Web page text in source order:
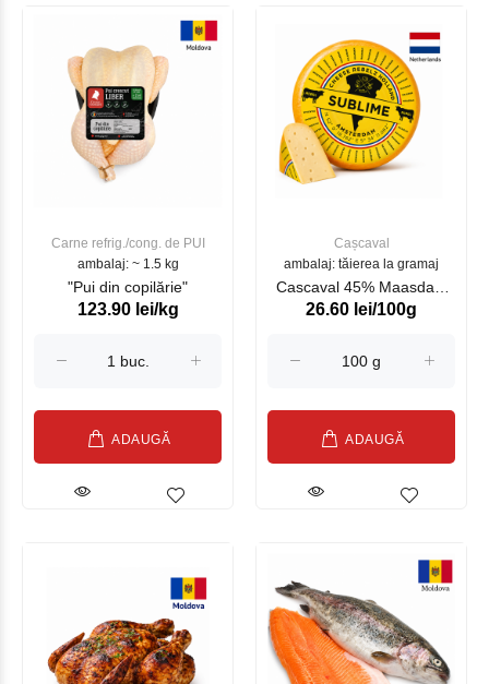
Carne refrig./cong. de PUI
ambalaj: ~ 1.5 kg
"Pui din copilărie"
123.90 lei/kg
ADAUGĂ
Cașcaval
ambalaj: tăierea la gramaj
Cascaval 45% Maasdam
Sublime Cow (075002)
26.60 lei/100g
ADAUGĂ